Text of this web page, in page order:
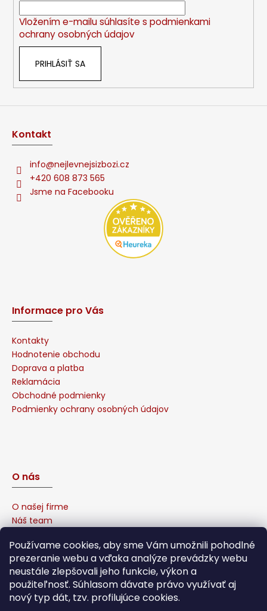
Používame cookies, aby sme Vám umožnili pohodlné
prezeranie webu a vďaka analýze prevádzky webu
neustále zlepšovali jeho funkcie, výkon a
použiteľnosť. Súhlasom dávate právo využívať aj
nový typ dát, tzv. profilujúce cookies.
p
r
v
p
Vložením e-mailu súhlasíte s podmienkami
ochrany osobných údajov
PRIHLÁSIŤ SA
Kontakt
info@nejlevnejsizbozi.cz
+420 608 873 565
Jsme na Facebooku
Informace pro Vás
Kontakty
Hodnotenie obchodu
Doprava a platba
Reklamácia
Obchodné podmienky
Podmienky ochrany osobných údajov
O nás
O našej firme
Náš team
Naša garancia
Sponzorujeme
Affiliate program